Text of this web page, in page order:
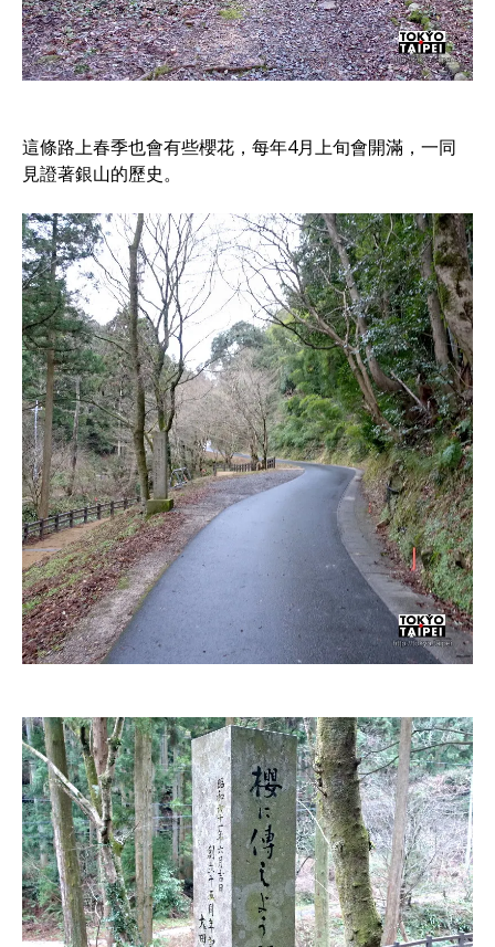
這條路上春季也會有些櫻花，每年4月上旬會開滿，一同
見證著銀山的歷史。